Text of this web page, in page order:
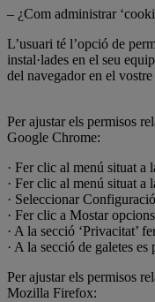
– ¿Com administrar
L’usuari té l’opció de
instal·lades en el seu
del navegador en el
Per ajustar els permisos
Google Chrome:
· Fer clic al menú situat a
· Fer clic al menú situat a
· Seleccionar
· Fer clic a Mostar
· A la secció ‘Privacitat’
· A la secció de galetes
Per ajustar els permisos
Mozilla Firefox: